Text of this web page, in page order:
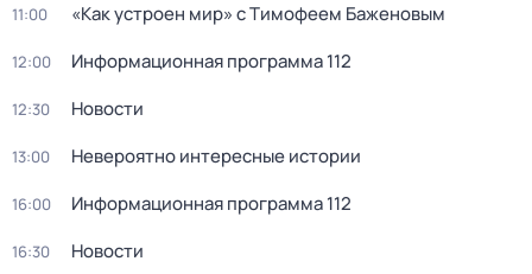
11:00 «Как устроен мир» с Тимофеем Баженовым
12:00 Информационная программа 112
12:30 Новости
13:00 Невероятно интересные истории
16:00 Информационная программа 112
16:30 Новости